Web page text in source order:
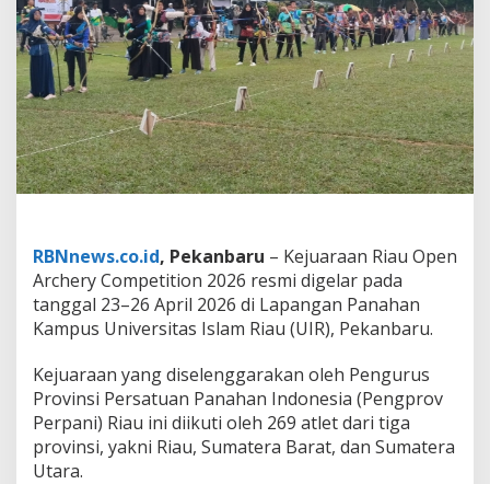
m
p
e
t
i
t
i
o
n
2
R
e
s
m
i
i
b
u
k
a
RBNnews.co.id, Pekanbaru – Kejuaraan Riau Open
Archery Competition 2026 resmi digelar pada
tanggal 23–26 April 2026 di Lapangan Panahan
Kampus Universitas Islam Riau (UIR), Pekanbaru.
Kejuaraan yang diselenggarakan oleh Pengurus
Provinsi Persatuan Panahan Indonesia (Pengprov
Perpani) Riau ini diikuti oleh 269 atlet dari tiga
provinsi, yakni Riau, Sumatera Barat, dan Sumatera
Utara.